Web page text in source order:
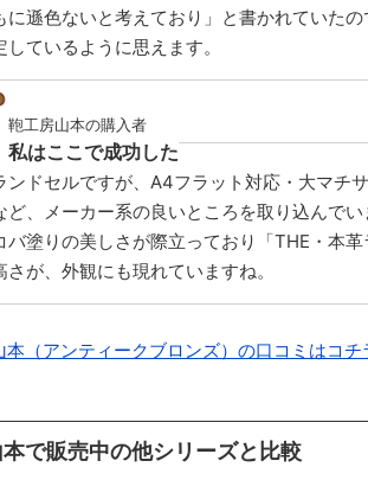
に遜色ないと考えており」と書かれていた
しているように思えます。
鞄工房山本の購入者
私はここで成功した
ンドセルですが、A4フラット対応・大マチ
ど、メーカー系の良いところを取り込んで
バ塗りの美しさが際立っており「THE・本
さが、外観にも現れていますね。
本（アンティークブロンズ）の口コミはコチ
で販売中の他シリーズと比較